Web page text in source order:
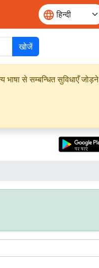
खोजें
से सम्बन्धित सुविधाएँ जोड़ने